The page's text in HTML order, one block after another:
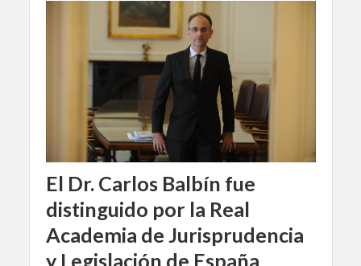
El Dr. Carlos Balbín fue
distinguido por la Real
Academia de Jurisprudencia
y Legislación de España